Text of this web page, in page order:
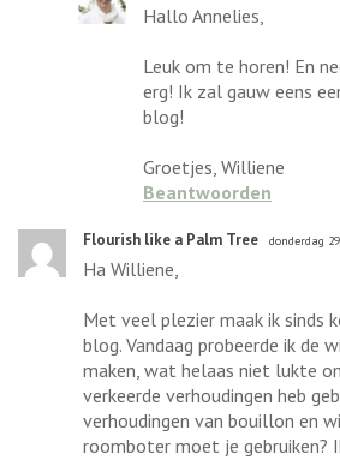
Hallo Annelies,
Leuk om te horen! En
erg! Ik zal gauw eens
blog!
Groetjes, Williene
Beantwoorden
Flourish like a Palm Tree donderdag
Ha Williene,
Met veel plezier maak ik sinds
blog. Vandaag probeerde ik de
maken, wat helaas niet lukte
verkeerde verhoudingen heb
verhoudingen van bouillon en
roomboter moet je gebruiken?